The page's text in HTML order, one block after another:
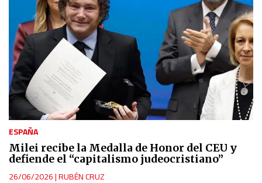
ESPAÑA
Milei recibe la Medalla de Honor del CEU y
defiende el “capitalismo judeocristiano”
26/06/2026|RUBÉN CRUZ